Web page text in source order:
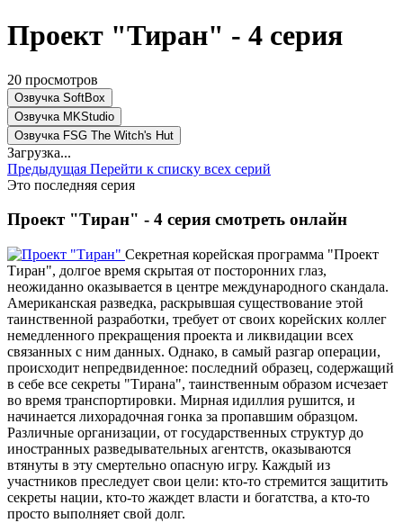
Проект "Тиран" - 4 серия
20 просмотров
Озвучка SoftBox
Озвучка MKStudio
Озвучка FSG The Witch's Hut
Загрузка...
Предыдущая Перейти к списку всех серий
Это последняя серия
Проект "Тиран" - 4 серия смотреть онлайн
Секретная корейская программа "Проект
Тиран", долгое время скрытая от посторонних глаз,
неожиданно оказывается в центре международного скандала.
Американская разведка, раскрывшая существование этой
таинственной разработки, требует от своих корейских коллег
немедленного прекращения проекта и ликвидации всех
связанных с ним данных. Однако, в самый разгар операции,
происходит непредвиденное: последний образец, содержащий
в себе все секреты "Тирана", таинственным образом исчезает
во время транспортировки. Мирная идиллия рушится, и
начинается лихорадочная гонка за пропавшим образцом.
Различные организации, от государственных структур до
иностранных разведывательных агентств, оказываются
втянуты в эту смертельно опасную игру. Каждый из
участников преследует свои цели: кто-то стремится защитить
секреты нации, кто-то жаждет власти и богатства, а кто-то
просто выполняет свой долг.